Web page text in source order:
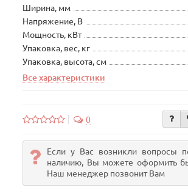
Ширина, мм
Напряжение, В
Мощность, кВт
Упаковка, вес, кг
Упаковка, высота, см
Все характеристики
0
Если у Вас возникли вопросы
наличию, Вы можете оформить
Наш менеджер позвонит Вам